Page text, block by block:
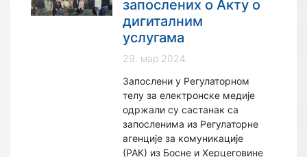
запослених o Акту о
дигиталним
услугама
29. мар 2024.
Запослени у Регулаторном
телу за електронске медије
одржали су састанак са
запосленима из Регулаторне
агенције за комуникације
(РАК) из Босне и Херцеговине